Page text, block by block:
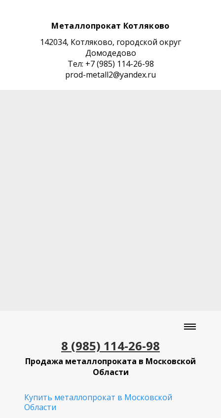
Металлопрокат Котляково
142034, Котляково, городской округ
Домодедово
Тел: +7 (985) 114-26-98
prod-metall2@yandex.ru
8 (985) 114-26-98
Продажа металлопроката в Московской
Области
Купить металлопрокат в Московской
Области